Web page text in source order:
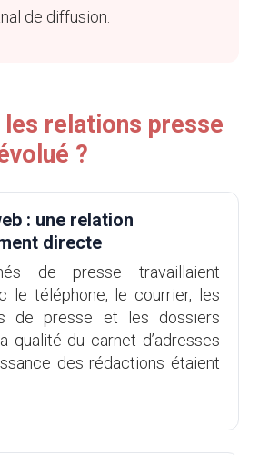
de diffusion.
relations presse
?
: une relation
directe
de presse travaillaient
le téléphone, le courrier, les
de presse et les dossiers
qualité du carnet d’adresses
des rédactions étaient